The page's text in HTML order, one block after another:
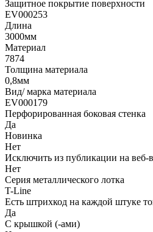
Защитное покрытие поверхности
EV000253
Длина
3000мм
Материал
7874
Толщина материала
0,8мм
Вид/ марка материала
EV000179
Перфорированная боковая стенка
Да
Новинка
Нет
Исключить из публикации на веб-
Нет
Серия металлического лотка
T-Line
Есть штрихкод на каждой штуке
Да
С крышкой (-ами)